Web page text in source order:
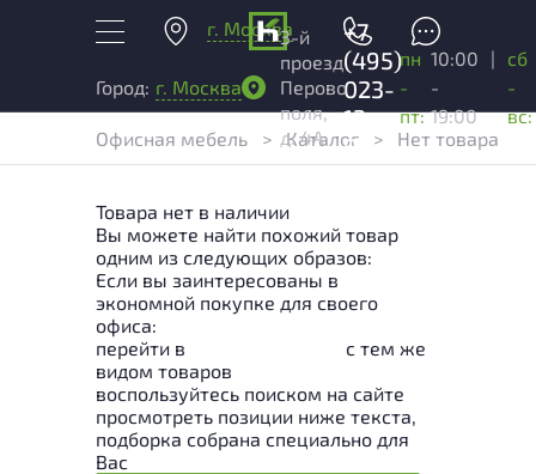
г. Москва
+7
(495)
023-
13-
03
Город: г. Москва
3-й
проезд
Перово
поля,
д. 4А
пн
-
пт:
10:00
-
19:00
|
сб
-
вс:
Офисная мебель
> Каталог > Нет товара
Товара нет в наличии
Вы можете найти похожий товар
одним из следующих образов:
Если вы заинтересованы в
экономной покупке для своего
офиса:
перейти в
с тем же
видом товаров
воспользуйтесь поиском на сайте
просмотреть позиции ниже текста,
подборка собрана специально для
Вас